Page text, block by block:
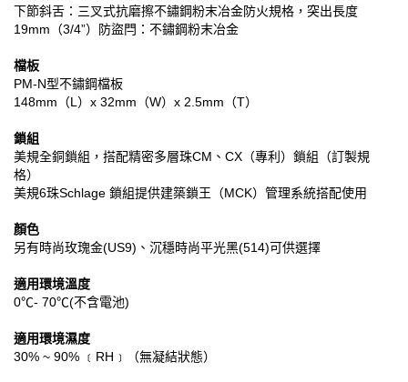
下節斜舌：三叉式抗磨擦不鏽鋼粉末冶金防火規格，突出長度
19mm（3/4”）防盜閂：不鏽鋼粉末冶金
檔板
PM-N型不鏽鋼檔板
148mm（L）x 32mm（W）x 2.5mm（T）
鎖組
美規全銅鎖組，搭配精密多層珠CM、CX（專利）鎖組（訂製規
格）
美規6珠Schlage 鎖組提供建築鎖王（MCK）管理系統搭配使用
顏色
另有時尚玫瑰金(US9)、沉穩時尚平光黑(514)可供選擇
適用環境溫度
0℃- 70℃(不含電池)
適用環境濕度
30% ~ 90% ﹝RH﹞（無凝結狀態）